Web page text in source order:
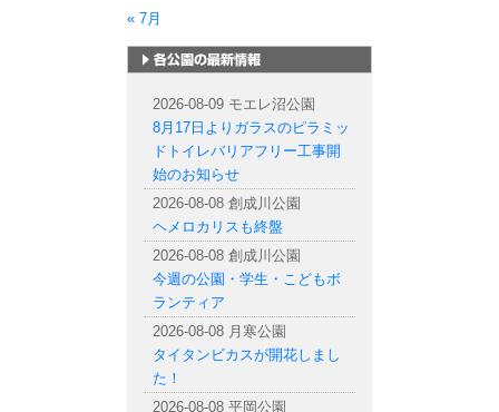
« 7月
2026-08-09 モエレ沼公園
8月17日よりガラスのピラミッ
ドトイレバリアフリー工事開
始のお知らせ
2026-08-08 創成川公園
ヘメロカリスも終盤
2026-08-08 創成川公園
今週の公園・学生・こどもボ
ランティア
2026-08-08 月寒公園
タイタンビカスが開花しまし
た！
2026-08-08 平岡公園